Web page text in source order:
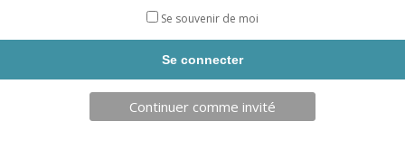
Se souvenir de moi
Continuer comme invité